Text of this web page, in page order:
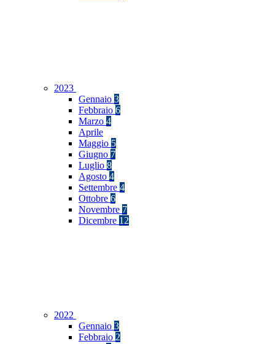
2023
Gennaio 3
Febbraio 6
Marzo 4
Aprile
Maggio 5
Giugno 7
Luglio 8
Agosto 4
Settembre 4
Ottobre 6
Novembre 7
Dicembre 12
2022
Gennaio 3
Febbraio 2